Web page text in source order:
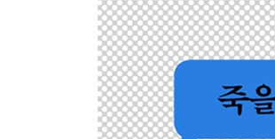
의사인 딸에게 죽음을 요청
안락사의 객관적 조건을 제시
3장 일본, 세계 최초로 안락사
인도주의적 자비로운 죽임 |
의한 살인으로 기소된 의사
적법이라는 이분법을 넘어서